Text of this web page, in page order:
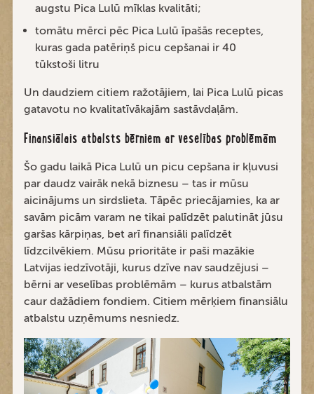
augstu Pica Lulū mīklas kvalitāti;
tomātu mērci pēc Pica Lulū īpašās receptes,
kuras gada patēriņš picu cepšanai ir 40
tūkstoši litru
Un daudziem citiem ražotājiem, lai Pica Lulū picas
gatavotu no kvalitatīvākajām sastāvdaļām.
Finansiālais atbalsts bērniem ar veselības problēmām
Šo gadu laikā Pica Lulū un picu cepšana ir kļuvusi
par daudz vairāk nekā biznesu – tas ir mūsu
aicinājums un sirdslieta. Tāpēc priecājamies, ka ar
savām picām varam ne tikai palīdzēt palutināt jūsu
garšas kārpiņas, bet arī finansiāli palīdzēt
līdzcilvēkiem. Mūsu prioritāte ir paši mazākie
Latvijas iedzīvotāji, kurus dzīve nav saudzējusi –
bērni ar veselības problēmām – kurus atbalstām
caur dažādiem fondiem. Citiem mērķiem finansiālu
atbalstu uzņēmums nesniedz.